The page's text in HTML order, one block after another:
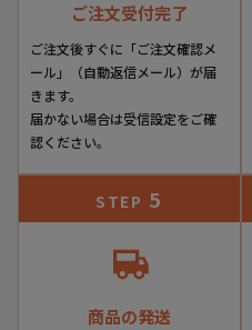
ご注文受付完了
ご注文後すぐに「ご注文確認メ
ール」（自動返信メール）が届
きます。
届かない場合は受信設定をご確
認ください。
STEP 5
商品の発送